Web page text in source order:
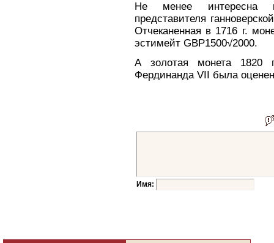
Не менее интересна
представителя
Отчеканенная в 1716 г.
эстимейт GBP1500√2000.
А золотая монета 1820
Фердинанда VII была
Имя: